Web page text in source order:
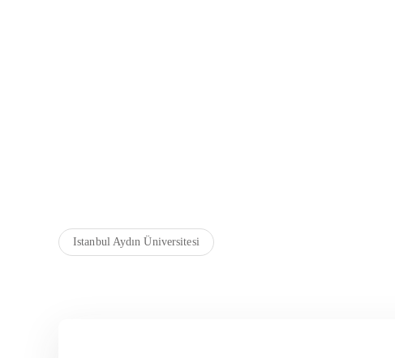
Istanbul Aydın Üniversitesi